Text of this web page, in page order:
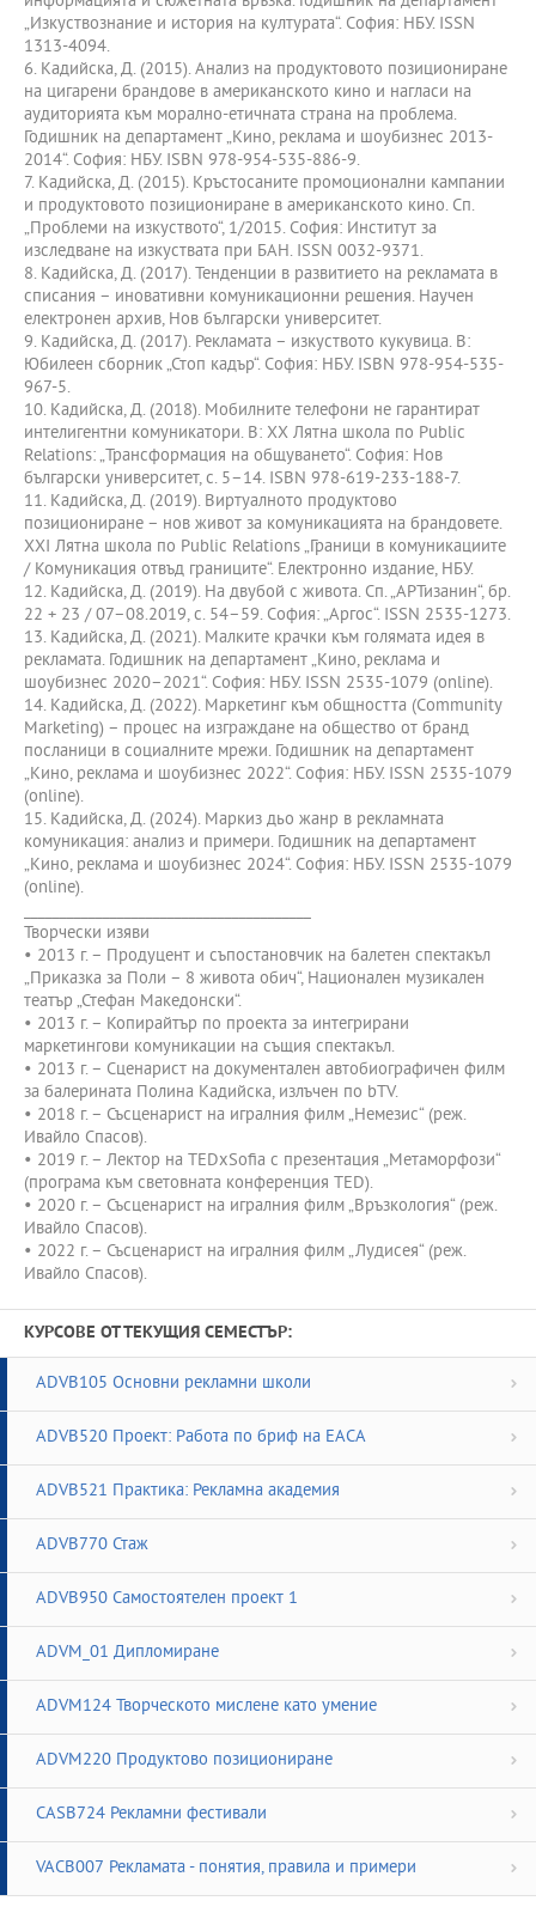
„Изкуствознание и история на културата“. София: НБУ. ISSN
1313-4094.
6. Кадийска, Д. (2015). Анализ на продуктовото позициониране
на цигарени брандове в американското кино и нагласи на
аудиторията към морално-етичната страна на проблема.
Годишник на департамент „Кино, реклама и шоубизнес 2013-
2014“. София: НБУ. ISBN 978-954-535-886-9.
7. Кадийска, Д. (2015). Кръстосаните промоционални кампании
и продуктовото позициониране в американското кино. Сп.
„Проблеми на изкуството“, 1/2015. София: Институт за
изследване на изкуствата при БАН. ISSN 0032-9371.
8. Кадийска, Д. (2017). Тенденции в развитието на рекламата в
списания – иновативни комуникационни решения. Научен
електронен архив, Нов български университет.
9. Кадийска, Д. (2017). Рекламата – изкуството кукувица. В:
Юбилеен сборник „Стоп кадър“. София: НБУ. ISBN 978-954-535-
967-5.
10. Кадийска, Д. (2018). Мобилните телефони не гарантират
интелигентни комуникатори. В: ХХ Лятна школа по Public
Relations: „Трансформация на общуването“. София: Нов
български университет, с. 5–14. ISBN 978-619-233-188-7.
11. Кадийска, Д. (2019). Виртуалното продуктово
позициониране – нов живот за комуникацията на брандовете.
ХХІ Лятна школа по Public Relations „Граници в комуникациите
/ Комуникация отвъд границите“. Електронно издание, НБУ.
12. Кадийска, Д. (2019). На двубой с живота. Сп. „АРТизанин“, бр.
22 + 23 / 07–08.2019, с. 54–59. София: „Аргос“. ISSN 2535-1273.
13. Кадийска, Д. (2021). Малките крачки към голямата идея в
рекламата. Годишник на департамент „Кино, реклама и
шоубизнес 2020–2021“. София: НБУ. ISSN 2535-1079 (online).
14. Кадийска, Д. (2022). Маркетинг към общността (Community
Marketing) – процес на изграждане на общество от бранд
посланици в социалните мрежи. Годишник на департамент
„Кино, реклама и шоубизнес 2022“. София: НБУ. ISSN 2535-1079
(online).
15. Кадийска, Д. (2024). Маркиз дьо жанр в рекламната
комуникация: анализ и примери. Годишник на департамент
„Кино, реклама и шоубизнес 2024“. София: НБУ. ISSN 2535-1079
(online).
Творчески изяви
• 2013 г. – Продуцент и съпостановчик на балетен спектакъл
„Приказка за Поли – 8 живота обич“, Национален музикален
театър „Стефан Македонски“.
• 2013 г. – Копирайтър по проекта за интегрирани
маркетингови комуникации на същия спектакъл.
• 2013 г. – Сценарист на документален автобиографичен филм
за балерината Полина Кадийска, излъчен по bTV.
• 2018 г. – Съсценарист на игралния филм „Немезис“ (реж.
Ивайло Спасов).
• 2019 г. – Лектор на TEDxSofia с презентация „Метаморфози“
(програма към световната конференция TED).
• 2020 г. – Съсценарист на игралния филм „Връзкология“ (реж.
Ивайло Спасов).
• 2022 г. – Съсценарист на игралния филм „Лудисея“ (реж.
Ивайло Спасов).
КУРСОВЕ ОТ ТЕКУЩИЯ СЕМЕСТЪР:
ADVB105 Основни рекламни школи
ADVB520 Проект: Работа по бриф на ЕАСА
ADVB521 Практика: Рекламна академия
ADVB770 Стаж
ADVB950 Самостоятелен проект 1
ADVM_01 Дипломиране
ADVM124 Творческото мислене като умение
ADVM220 Продуктово позициониране
CASB724 Рекламни фестивали
VACB007 Рекламата - понятия, правила и примери